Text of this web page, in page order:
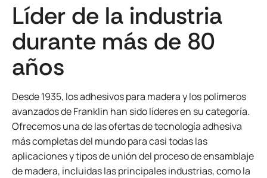
Líder de la industria
durante más de 80
años
Desde 1935, los adhesivos para madera y los polímeros
avanzados de Franklin han sido líderes en su categoría.
Ofrecemos una de las ofertas de tecnología adhesiva
más completas del mundo para casi todas las
aplicaciones y tipos de unión del proceso de ensamblaje
de madera, incluidas las principales industrias, como la